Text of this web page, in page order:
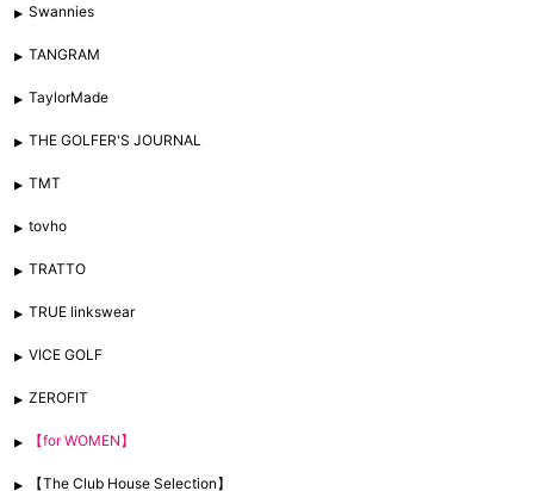
Swannies
TANGRAM
TaylorMade
THE GOLFER'S JOURNAL
TMT
tovho
TRATTO
TRUE linkswear
VICE GOLF
ZEROFIT
【for WOMEN】
【The Club House Selection】